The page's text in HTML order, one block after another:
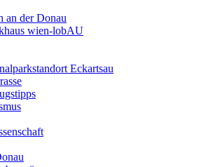
an der Donau
wien-lobAU
Eckartsau